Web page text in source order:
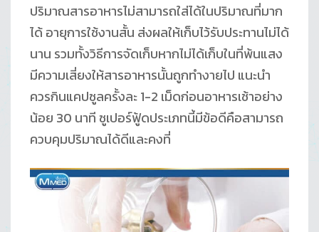
ปริมาณสารอาหารไม่สามารถใส่ได้ในปริมาณที่มาก
ได้ อายุการใช้งานสั้น ส่งผลให้เก็บไว้รับประทานไม่ได้
นาน รวมทั้งวิธีการจัดเก็บหากไม่ได้เก็บในที่พ้นแสง
มีความเสี่ยงให้สารอาหารนั้นถูกทำงายไป แนะนำ
ควรกินแคปซูลครั้งละ 1-2 เม็ดก่อนอาหารเช้าอย่าง
น้อย 30 นาที ซูเปอร์ฟู้ดประเภทนี้มีข้อดีคือสามารถ
ควบคุมปริมาณได้ดีและคงที่